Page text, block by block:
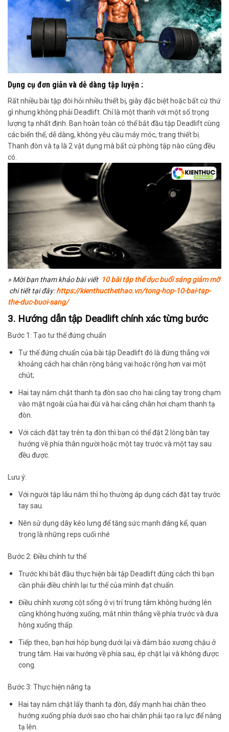
Dụng cụ đơn giản và dễ dàng tập luyện :
Rất nhiều bài tập đòi hỏi nhiều thiết bị, giày đặc biệt hoặc bất cứ thứ
gì nhưng không phải Deadlift. Chỉ là một thanh với một số trọng
lượng tạ nhất định. Bạn hoàn toàn có thể bắt đầu tập Deadlift cùng
các biến thể, dễ dàng, không yêu cầu máy móc, trang thiết bị.
Thanh đòn và tạ là 2 vật dụng mà bất cứ phòng tập nào cũng đều
có.
» Mời bạn tham khảo bài viết 10 bài tập thể dục buổi sáng giảm mỡ
chi tiết tại đây:https://kienthucthethao.vn/tong-hop-10-bai-tap-
the-duc-buoi-sang/
3. Hướng dẫn tập Deadlift chính xác từng bước
Bước 1: Tạo tư thế đứng chuẩn
Tư thế đứng chuẩn của bài tập Deadlift đó là đứng thẳng với
khoảng cách hai chân rộng bằng vai hoặc rộng hơn vai một
chút;
Hai tay nắm chặt thanh tạ đòn sao cho hai cẳng tay trong chạm
vào mặt ngoài của hai đùi và hai cẳng chân hơi chạm thanh tạ
đòn.
Với cách đặt tay trên tạ đòn thì bạn có thể đặt 2 lòng bàn tay
hướng về phía thân người hoặc một tay trước và một tay sau
đều được.
Lưu ý:
Với người tập lâu năm thì họ thường áp dụng cách đặt tay trước
tay sau.
Nên sử dụng dây kéo lưng để tăng sức mạnh đáng kể, quan
trọng là những reps cuối nhé
Bước 2: Điều chỉnh tư thế
Trước khi bắt đầu thực hiện bài tập Deadlift đúng cách thì bạn
cần phải điều chỉnh lại tư thế của mình đạt chuẩn.
Điều chỉnh xương cột sống ở vị trí trung tâm không hướng lên
cũng không hướng xuống, mắt nhìn thẳng về phía trước và đưa
hông xuống thấp.
Tiếp theo, bạn hơi hóp bụng dưới lại và đảm bảo xương chậu ở
trung tâm. Hai vai hướng về phía sau, ép chặt lại và không được
cong.
Bước 3: Thực hiện nâng tạ
Hai tay nắm chặt lấy thanh tạ đòn, đẩy mạnh hai chân theo
hướng xuống phía dưới sao cho hai chân phải tạo ra lực để nâng
tạ lên.